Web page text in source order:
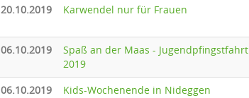
20.10.2019 Karwendel nur für Frauen
06.10.2019
Spaß an der Maas - Jugendpfingstfahrt
2019
06.10.2019 Kids-Wochenende in Nideggen